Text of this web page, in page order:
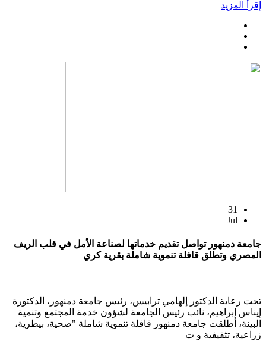
إقرأ المزيد
31
Jul
جامعة دمنهور تواصل تقديم خدماتها لصناعة الأمل في قلب الريف
المصري وتطلق قافلة تنموية شاملة بقرية كري
تحت رعاية الدكتور إلهامي ترابيس، رئيس جامعة دمنهور، الدكتورة
إيناس إبراهيم، نائب رئيس الجامعة لشؤون خدمة المجتمع وتنمية
البيئة، أطلقت جامعة دمنهور قافلة تنموية شاملة "صحية، بيطرية،
زراعية، تثقيفية و ت